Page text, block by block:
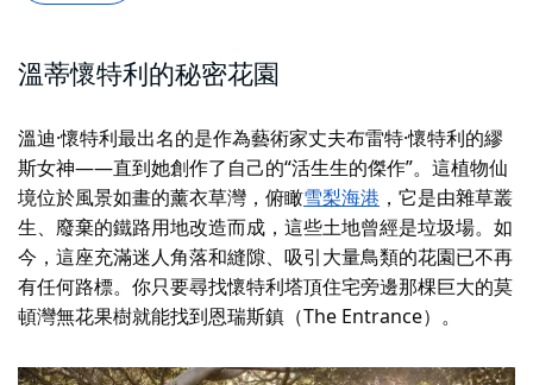
溫蒂懷特利的秘密花園
溫迪·懷特利最出名的是作為藝術家丈夫布雷特·懷特利的繆
斯女神——直到她創作了自己的“活生生的傑作”。這植物仙
境位於風景如畫的薰衣草灣，俯瞰雪梨海港 ，它是由雜草叢
生、廢棄的鐵路用地改造而成，這些土地曾經是垃圾場。如
今，這座充滿迷人角落和縫隙、吸引大量鳥類的花園已不再
有任何路標。你只要尋找懷特利塔頂住宅旁邊那棵巨大的莫
頓灣無花果樹就能找到恩瑞斯鎮（The Entrance）。